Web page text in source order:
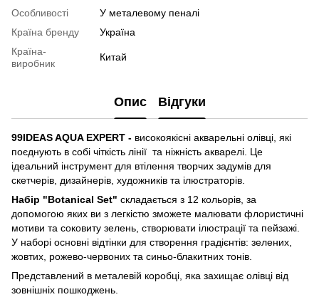
Особливості
У металевому пеналі
Країна бренду
Україна
Країна-
виробник
Китай
Опис Відгуки
99IDEAS AQUA EXPERT - високоякісні акварельні олівці, які
поєднують в собі чіткість лінії та ніжність акварелі. Це
ідеальний інструмент для втілення творчих задумів для
скетчерів, дизайнерів, художників та ілюстраторів.
Набір "Botanical Set" складається з 12 кольорів, за
допомогою яких ви з легкістю зможете малювати флористичні
мотиви та соковиту зелень, створювати ілюстрації та пейзажі.
У наборі основні відтінки для створення градієнтів: зелених,
жовтих, рожево-червоних та синьо-блакитних тонів.
Представлений в металевій коробці, яка захищає олівці від
зовнішніх пошкоджень.